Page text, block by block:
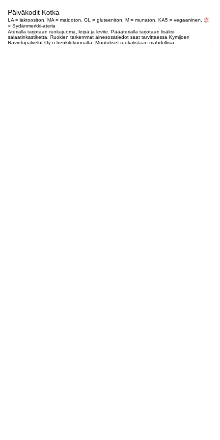
Päiväkodit Kotka
LA = laktoositon, MA = maidoton, GL = gluteeniton, M = munaton, KA5 = vegaaninen,
= Sydänmerkki-ateria
Aterialla tarjotaan ruokajuoma, leipä ja levite. Pääaterialla tarjotaan lisäksi
salaatinkastiketta. Ruokien tarkemmat ainesosatiedot saat tarvittaessa Kymijoen
Ravintopalvelut Oy:n henkilökunnalta. Muutokset ruokalistaan mahdollisia.